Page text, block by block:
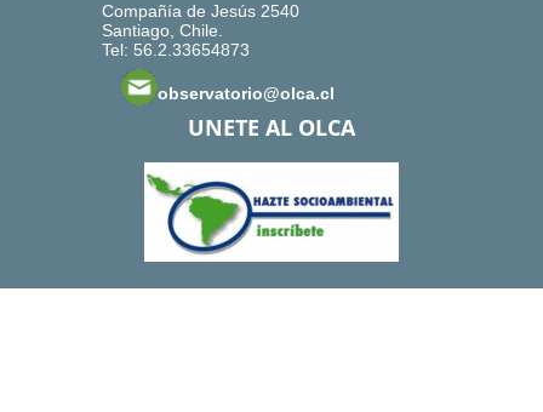
Compañía de Jesús 2540
Santiago, Chile.
Tel: 56.2.33654873
observatorio@olca.cl
UNETE AL OLCA